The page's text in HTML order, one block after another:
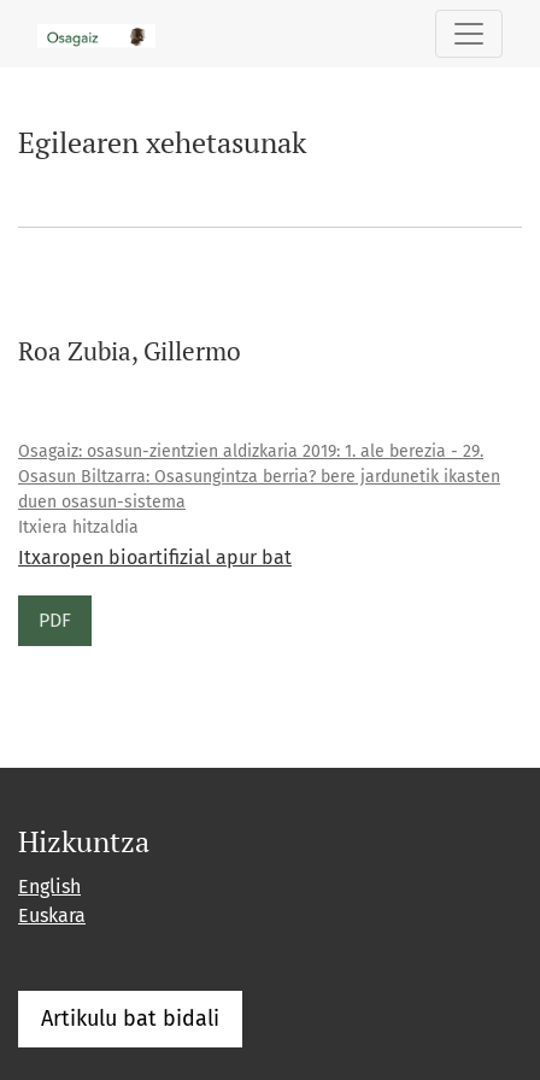
Egilearen xehetasunak
Roa Zubia, Gillermo
Osagaiz: osasun-zientzien aldizkaria 2019: 1. ale berezia - 29.
Osasun Biltzarra: Osasungintza berria? bere jardunetik ikasten
duen osasun-sistema
Itxiera hitzaldia
Itxaropen bioartifizial apur bat
PDF
Hizkuntza
English
Euskara
Artikulu bat bidali